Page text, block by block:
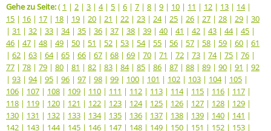
Gehe zu Seite:( 1 | 2 | 3 | 4| 5 | 6 | 7 | 8 | 9 | 10 | 11 | 12 | 13 | 14|
15 | 16 | 17 | 18 | 19 | 20 | 21 | 22 | 23 | 24| 25 | 26 | 27 | 28 | 29 | 30
| 31 | 32 | 33 | 34| 35 | 36 | 37 | 38 | 39 | 40 | 41 | 42 | 43 | 44| 45 |
46 | 47 | 48 | 49 | 50 | 51 | 52 | 53 | 54| 55 | 56 | 57 | 58 | 59 | 60 | 61
| 62 | 63 | 64| 65 | 66 | 67 | 68 | 69 | 70 | 71 | 72 | 73 | 74| 75 | 76 |
77 | 78 | 79 | 80 | 81 | 82 | 83 | 84| 85 | 86 | 87 | 88 | 89 | 90 | 91 | 92
| 93 | 94| 95 | 96 | 97 | 98 | 99 | 100 | 101 | 102 | 103 | 104| 105 |
106 | 107 | 108 | 109 | 110 | 111 | 112 | 113 | 114| 115 | 116 | 117 |
118 | 119 | 120 | 121 | 122 | 123 | 124| 125 | 126 | 127 | 128 | 129 |
130 | 131 | 132 | 133 | 134| 135 | 136 | 137 | 138 | 139 | 140 | 141 |
142 | 143 | 144| 145 | 146 | 147 | 148 | 149 | 150 | 151 | 152 | 153 |